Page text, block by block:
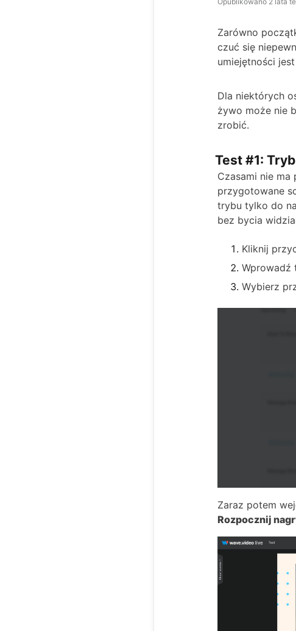
Zarówno
czuć się
umiejętności
Dla niektórych
żywo może nie
zrobić.
Test #1:
Czasami nie
przygotowane
trybu tylko do
bez bycia
Kliknij
Wprowadź
Wybierz
Zaraz potem
Rozpocznij